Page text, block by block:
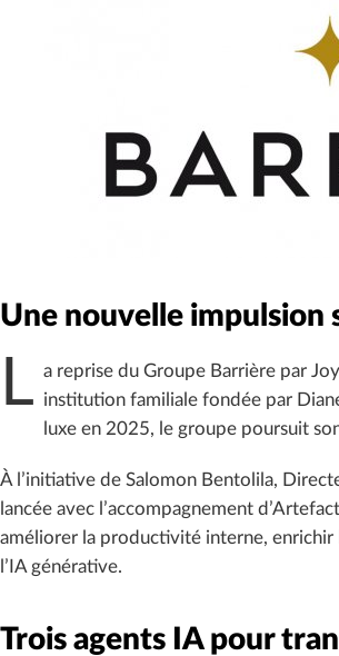
Une nouvelle impulsion
L a reprise du Groupe Barrière par
institution familiale fondée par
luxe en 2025, le groupe poursuit
À l’initiative de Salomon Bentolila,
lancée avec l’accompagnement
améliorer la productivité interne, enrichir
l’IA générative.
Trois agents IA pour